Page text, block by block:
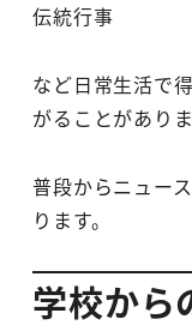
伝統行事
など日常生活で
がることがありま
普段からニュー
ります。
学校から